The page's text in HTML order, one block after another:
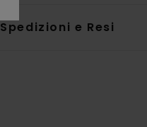
Spedizioni e Resi